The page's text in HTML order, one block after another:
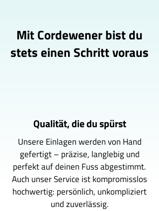
Mit Cordewener bist du
stets einen Schritt voraus
Qualität, die du spürst
Unsere Einlagen werden von Hand
gefertigt – präzise, langlebig und
perfekt auf deinen Fuss abgestimmt.
Auch unser Service ist kompromisslos
hochwertig: persönlich, unkompliziert
und zuverlässig.